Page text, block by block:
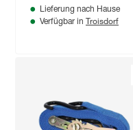
Lieferung nach Hause
Verfügbar in Troisdorf